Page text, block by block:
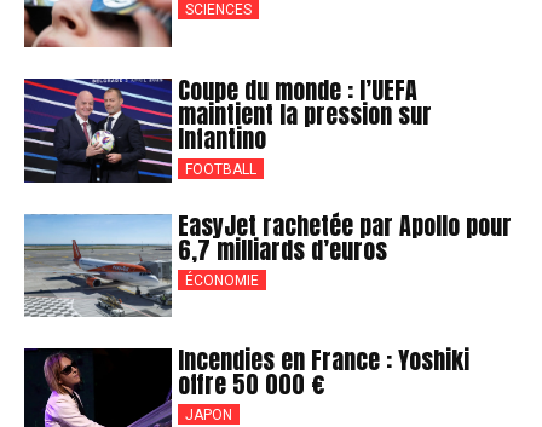
SCIENCES
Coupe du monde : l’UEFA
maintient la pression sur
Infantino
FOOTBALL
EasyJet rachetée par Apollo pour
6,7 milliards d’euros
ÉCONOMIE
Incendies en France : Yoshiki
offre 50 000 €
JAPON